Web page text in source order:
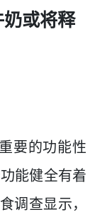
或将释
要的功能性
能健全有着
调查显示，